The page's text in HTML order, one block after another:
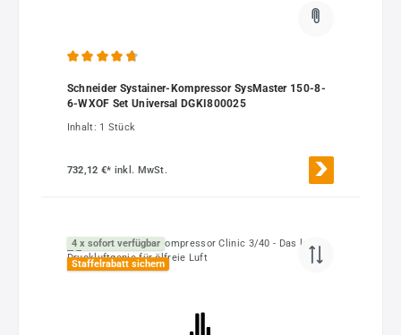
Schneider Systainer-Kompressor SysMaster 150-8-
6-WXOF Set Universal DGKI800025
Inhalt: 1 Stück
732,12 €* inkl. MwSt.
4 x sofort verfügbar
Staffelrabatt sichern